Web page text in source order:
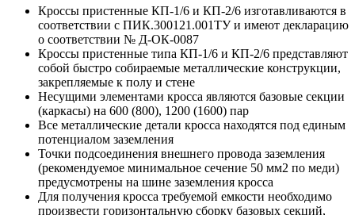
Кроссы пристенные КП-1/6 и КП-2/6 изготавливаются в
соответствии с ПИК.300121.001ТУ и имеют декларацию
о соответствии № Д-ОК-0087
Кроссы пристенные типа КП-1/6 и КП-2/6 представляют
собой быстро собираемые металлические конструкции,
закрепляемые к полу и стене
Несущими элементами кросса являются базовые секции
(каркасы) на 600 (800), 1200 (1600) пар
Все металлические детали кросса находятся под единым
потенциалом заземления
Точки подсоединения внешнего провода заземления
(рекомендуемое минимальное сечение 50 мм2 по меди)
предусмотрены на шине заземления кросса
Для получения кросса требуемой емкости необходимо
произвести горизонтальную сборку базовых секций,